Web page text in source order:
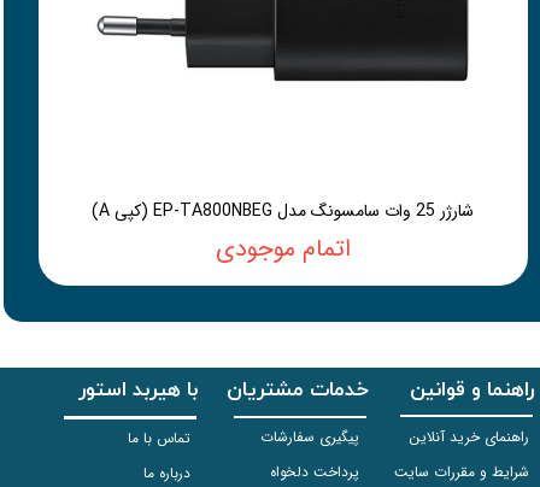
شارژر 25 وات سامسونگ مدل EP-TA800NBEG (کپی A)
اتمام موجودی
راهنما و قوانین
راهنمای خرید آنلاین
شرایط و مقررات سایت
خدمات مشتریان
پیگیری سفارشات
پرداخت دلخواه
با هیربد استور
تماس با ما
درباره ما